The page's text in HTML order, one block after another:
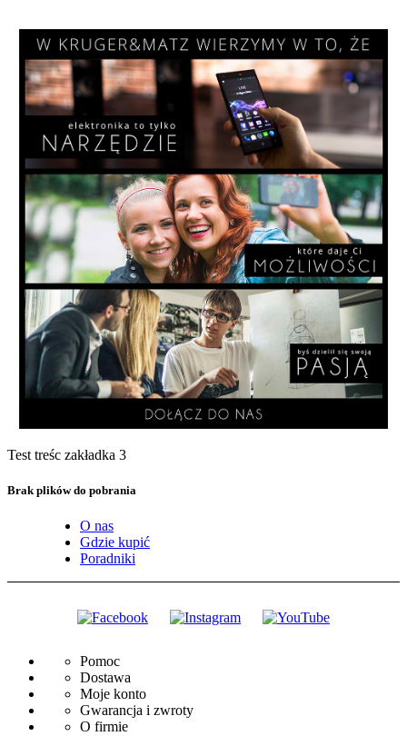
Test treśc zakładka 3
Brak plików do pobrania
O nas
Gdzie kupić
Poradniki
Pomoc
Dostawa
Moje konto
Gwarancja i zwroty
O firmie